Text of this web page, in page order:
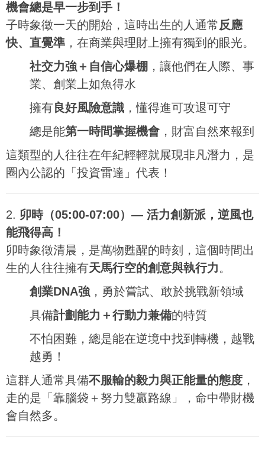
機會總是早一步到手！
子時象徵一天的開始，這時出生的人通常反應
快、直覺準 ，在商業與理財上擁有獨到的眼光。
社交力強＋自信心爆棚 ，讓他們在人際、事
業、創業上如魚得水
擁有 良好風險意識 ，懂得進可攻退可守
總是能第一時間掌握機會 ，財富自然來報到
這類型的人往往在年紀輕輕就展現非凡潛力，是
圈內公認的「投資雷達」代表！
2. 卯時（05:00-07:00）— 活力創新派，逆風也
能飛得高！
卯時象徵清晨，是萬物甦醒的時刻，這個時間出
生的人往往擁有天馬行空的創意與執行力。
創業DNA強 ，勇於嘗試、敢於挑戰新領域
具備計劃能力＋行動力兼備的特質
不怕困難，總是能在逆境中找到轉機，越戰
越勇！
這群人通常具備不服輸的毅力與正能量的態度 ，
走的是「靠腦袋＋努力雙贏路線」，命中帶財機
會自然多。